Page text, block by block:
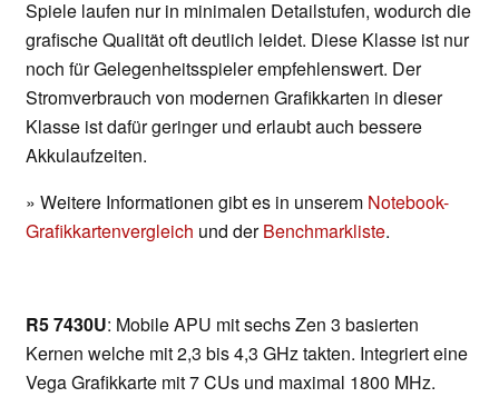
Spiele laufen nur in minimalen Detailstufen, wodurch die
grafische Qualität oft deutlich leidet. Diese Klasse ist nur
noch für Gelegenheitsspieler empfehlenswert. Der
Stromverbrauch von modernen Grafikkarten in dieser
Klasse ist dafür geringer und erlaubt auch bessere
Akkulaufzeiten.
» Weitere Informationen gibt es in unserem Notebook-
Grafikkartenvergleich und derBenchmarkliste.
R5 7430U: Mobile APU mit sechs Zen 3 basierten
Kernen welche mit 2,3 bis 4,3 GHz takten. Integriert eine
Vega Grafikkarte mit 7 CUs und maximal 1800 MHz.